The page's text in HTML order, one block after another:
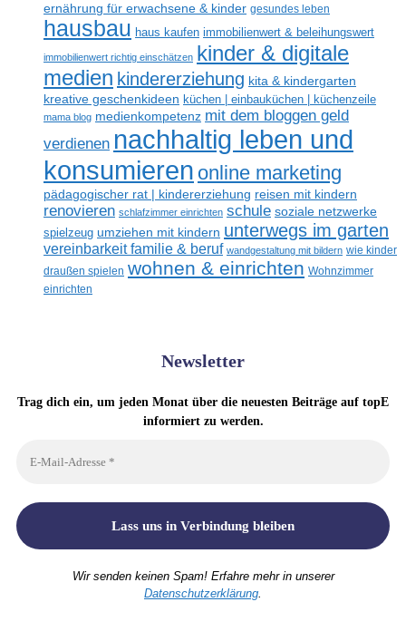
ernährung für erwachsene & kinder gesundes leben
hausbau haus kaufen immobilienwert & beleihungswert
immobilienwert richtig einschätzen kinder & digitale
medien kindererziehung kita & kindergarten
kreative geschenkideen küchen | einbauküchen | küchenzeile
mama blog medienkompetenz mit dem bloggen geld
verdienen nachhaltig leben und
konsumieren online marketing
pädagogischer rat | kindererziehung reisen mit kindern
renovieren schlafzimmer einrichten schule soziale netzwerke
spielzeug umziehen mit kindern unterwegs im garten
vereinbarkeit familie & beruf wandgestaltung mit bildern wie kinder
draußen spielen wohnen & einrichten Wohnzimmer
einrichten
Newsletter
Trag dich ein, um jeden Monat über die neuesten Beiträge auf topE
informiert zu werden.
Wir senden keinen Spam! Erfahre mehr in unserer
Datenschutzerklärung